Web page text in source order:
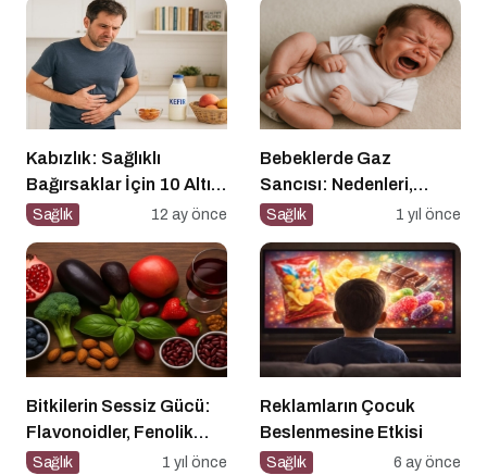
Kabızlık: Sağlıklı
Bağırsaklar İçin 10 Altın
Öneri
Sağlık 12 ay önce
Bebeklerde Gaz
Sancısı: Nedenleri,
Belirtileri ve Etkili
Sağlık 1 yıl önce
Bitkilerin Sessiz Gücü:
Flavonoidler, Fenolik
Asitler ve Diğer
Sağlık 1 yıl önce
Reklamların Çocuk
Beslenmesine Etkisi
Sağlık 6 ay önce